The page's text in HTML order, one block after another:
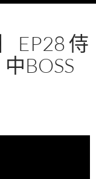
EP28 侍
BOSS